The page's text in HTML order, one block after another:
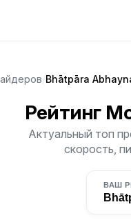
Bhātpāra
Рейтинг
Актуальный топ
скорость,
ВАШ